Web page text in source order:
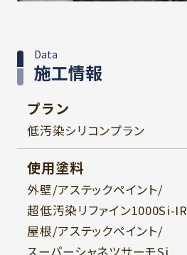
施工情報
Data
プラン
低汚染シリコンプラン
使用塗料
外壁/アステックペイント/
超低汚染リファイン1000Si-IR
屋根/アステックペイント/